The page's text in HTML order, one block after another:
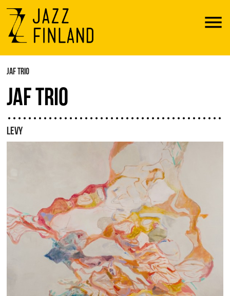
Menu
JAF TRIO
JAF TRIO
LEVY